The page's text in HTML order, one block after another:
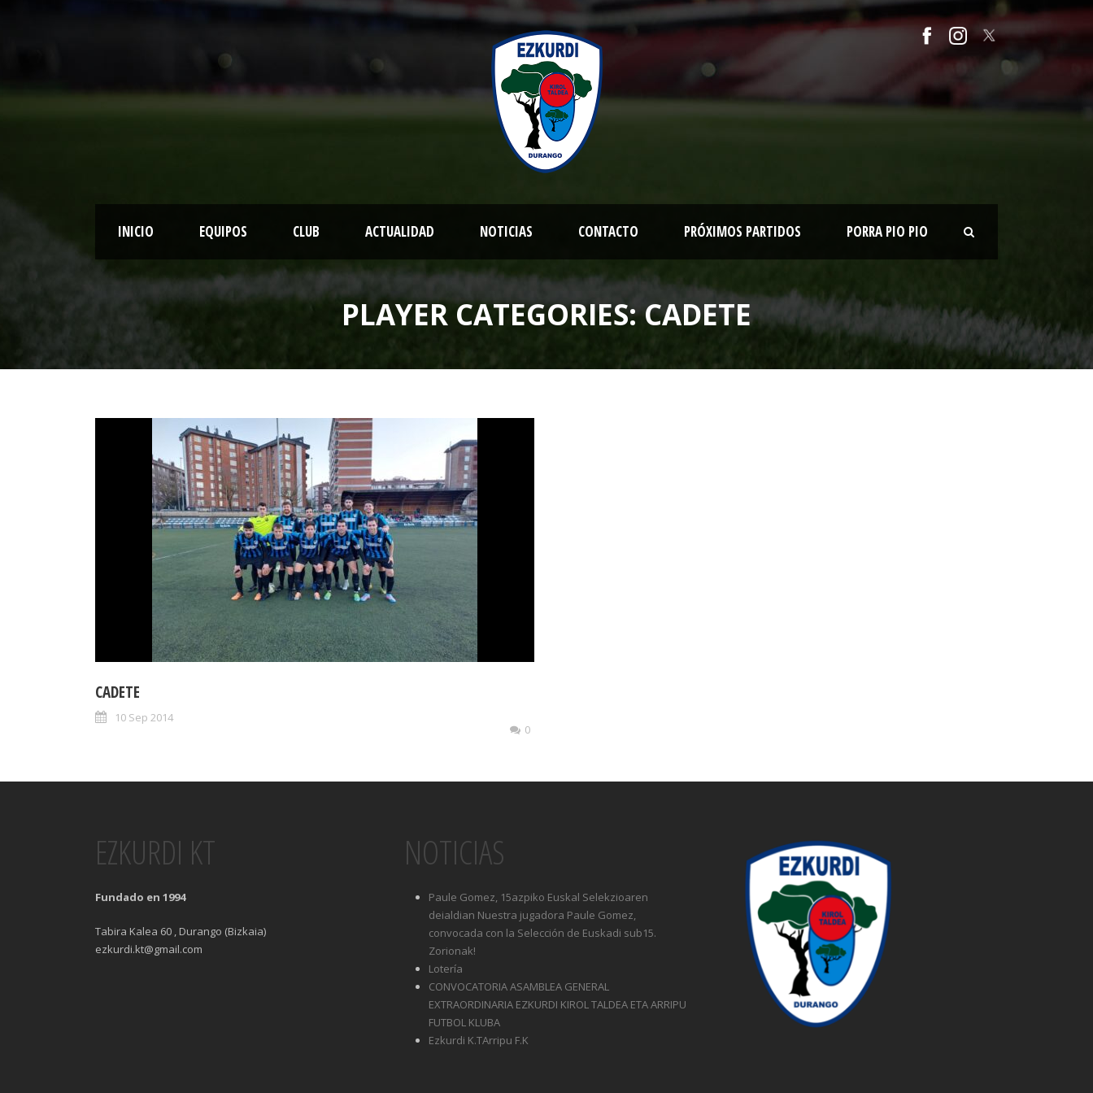
INICIO EQUIPOS CLUB ACTUALIDAD NOTICIAS CONTACTO PRÓXIMOS PARTIDOS PORRA PIO PIO
PLAYER CATEGORIES:CADETE
CADETE
10 Sep 2014
0
EZKURDI KT
Fundado en 1994
Tabira Kalea 60 , Durango (Bizkaia)
ezkurdi.kt@gmail.com
NOTICIAS
Paule Gomez, 15azpiko Euskal Selekzioaren
deialdian Nuestra jugadora Paule Gomez,
convocada con la Selección de Euskadi sub15.
Zorionak!
Lotería
CONVOCATORIA ASAMBLEA GENERAL
EXTRAORDINARIA EZKURDI KIROL TALDEA ETA ARRIPU
FUTBOL KLUBA
Ezkurdi K.TArripu F.K